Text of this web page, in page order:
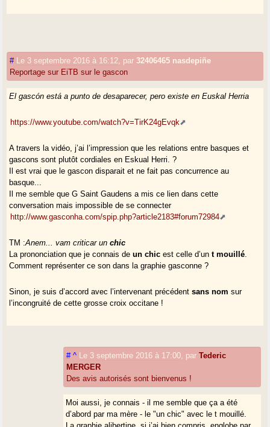
# Le 3 septembre 2016 à 16:12 par32406465 nasdepiñe
Reportage sur EiTB sur le gascon
El gascón está a punto de desaparecer, pero existe en Euskal Herria
https://www.youtube.com/watch?v=TirK24gEvqk
A travers la vidéo, j’ai l’impression que les relations entre basques et
gascons sont plutôt cordiales en Eskual Herri. ?
Il est vrai que le gascon disparait et ne fait pas concurrence au
basque...
Il me semble que G Saint Gaudens a mis ce lien dans cette
conversation mais impossible de se connecter
http://www.gasconha.com/spip.php?article2183#forum72984
TM :Anem... vam criticar unchic
La prononciation que je connais deun chic est celle d’unt mouillé
Comment représenter ce son dans la graphie gasconne ?
Sinon, je suis d’accord avec l’intervenant précédentsans nom sur
l’incongruité de cette grosse croix occitane !
# ^ Le 3 septembre 2016 à 17:00 parTederic
MERGER
Des avis autorisés sont bienvenus !
Moi aussi, je connais - il me semble que ça a été
d’abord par ma mère - le "un chic" avec le t mouillé.